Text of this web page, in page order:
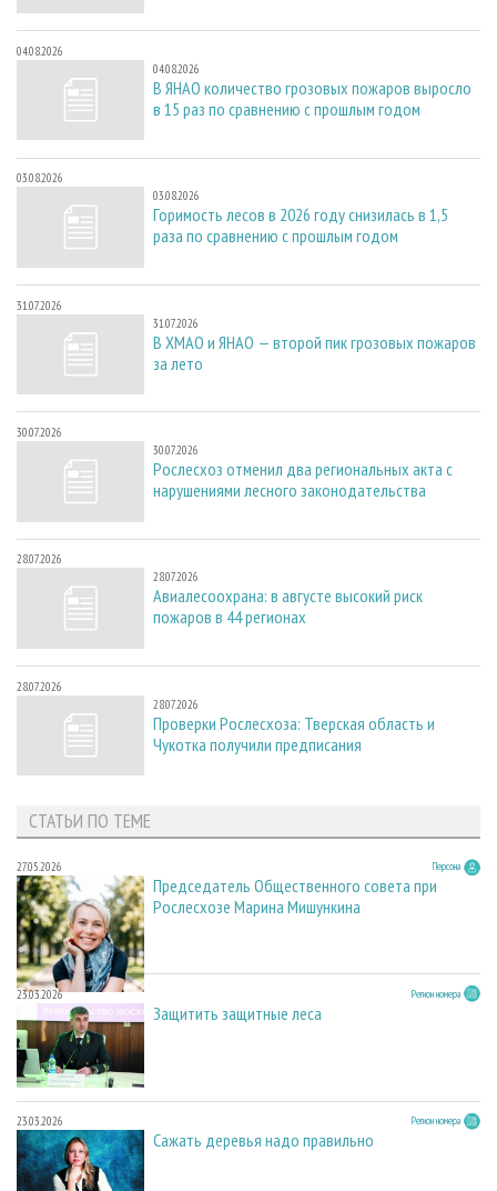
04.08.2026
04.08.2026
В ЯНАО количество грозовых пожаров выросло
в 15 раз по сравнению с прошлым годом
03.08.2026
03.08.2026
Горимость лесов в 2026 году снизилась в 1,5
раза по сравнению с прошлым годом
31.07.2026
31.07.2026
В ХМАО и ЯНАО — второй пик грозовых пожаров
за лето
30.07.2026
30.07.2026
Рослесхоз отменил два региональных акта с
нарушениями лесного законодательства
28.07.2026
28.07.2026
Авиалесоохрана: в августе высокий риск
пожаров в 44 регионах
28.07.2026
28.07.2026
Проверки Рослесхоза: Тверская область и
Чукотка получили предписания
СТАТЬИ ПО ТЕМЕ
27.05.2026 Персона
Председатель Общественного совета при
Рослесхозе Марина Мишункина
23.03.2026 Регион номера
Защитить защитные леса
23.03.2026 Регион номера
Сажать деревья надо правильно